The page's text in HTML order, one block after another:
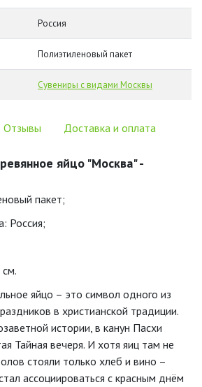
Россия
Полиэтиленовый пакет
Сувениры с видами Москвы
Отзывы Доставка и оплата
яйцо "Москва" -
пакет;
Россия;
яйцо – это символ одного из
в христианской традиции.
истории, в канун Пасхи
Тайная вечеря. И хотя яиц там не
стояли только хлеб и вино –
ассоциироваться с красным днём